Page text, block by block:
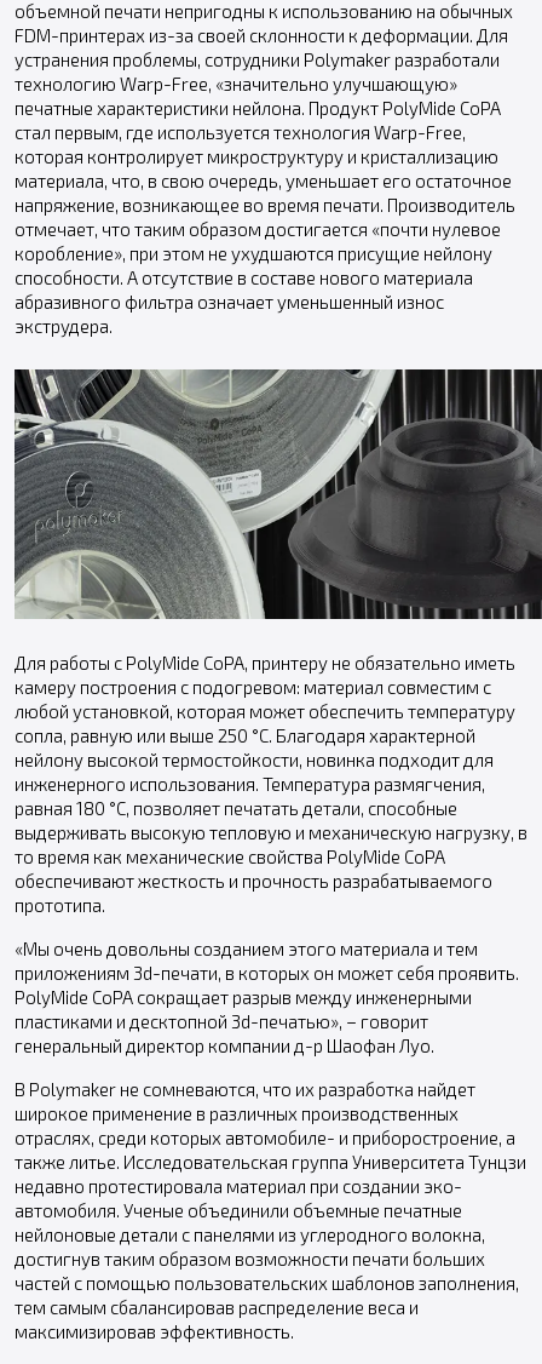
объемной печати непригодны к использованию на обычных
FDM-принтерах из-за своей склонности к деформации. Для
устранения проблемы, сотрудники Polymaker разработали
технологию Warp-Free, «значительно улучшающую»
печатные характеристики нейлона. Продукт PolyMide CoPA
стал первым, где используется технология Warp-Free,
которая контролирует микроструктуру и кристаллизацию
материала, что, в свою очередь, уменьшает его остаточное
напряжение, возникающее во время печати. Производитель
отмечает, что таким образом достигается «почти нулевое
коробление», при этом не ухудшаются присущие нейлону
способности. А отсутствие в составе нового материала
абразивного фильтра означает уменьшенный износ
экструдера.
Для работы с PolyMide CoPA, принтеру не обязательно иметь
камеру построения с подогревом: материал совместим с
любой установкой, которая может обеспечить температуру
сопла, равную или выше 250 °C. Благодаря характерной
нейлону высокой термостойкости, новинка подходит для
инженерного использования. Температура размягчения,
равная 180 °C, позволяет печатать детали, способные
выдерживать высокую тепловую и механическую нагрузку, в
то время как механические свойства PolyMide CoPA
обеспечивают жесткость и прочность разрабатываемого
прототипа.
«Мы очень довольны созданием этого материала и тем
приложениям 3d-печати, в которых он может себя проявить.
PolyMide CoPA сокращает разрыв между инженерными
пластиками и десктопной 3d-печатью», – говорит
генеральный директор компании д-р Шаофан Луо.
В Polymaker не сомневаются, что их разработка найдет
широкое применение в различных производственных
отраслях, среди которых автомобиле- и приборостроение, а
также литье. Исследовательская группа Университета Тунцзи
недавно протестировала материал при создании эко-
автомобиля. Ученые объединили объемные печатные
нейлоновые детали с панелями из углеродного волокна,
достигнув таким образом возможности печати больших
частей с помощью пользовательских шаблонов заполнения,
тем самым сбалансировав распределение веса и
максимизировав эффективность.